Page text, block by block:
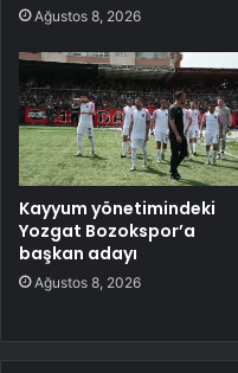
Ağustos 8, 2026
Kayyum yönetimindeki
Yozgat Bozokspor’a
başkan adayı
Ağustos 8, 2026